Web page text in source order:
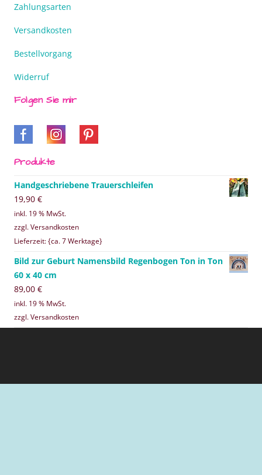
Zahlungsarten
Versandkosten
Bestellvorgang
Widerruf
Folgen Sie mir
Produkte
Handgeschriebene Trauerschleifen
19,90 €
inkl. 19 % MwSt.
zzgl. Versandkosten
Lieferzeit: {ca. 7 Werktage}
Bild zur Geburt Namensbild Regenbogen Ton in Ton
60 x 40 cm
89,00 €
inkl. 19 % MwSt.
zzgl. Versandkosten